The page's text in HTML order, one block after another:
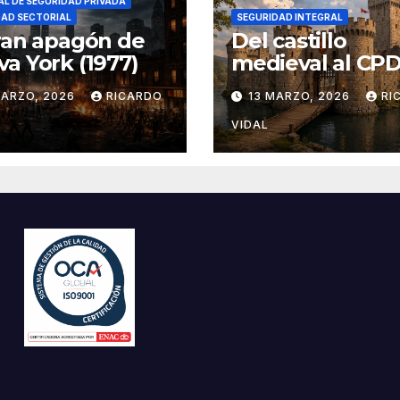
SECTORIAL
apagón de
York (1977)
2026 RICARDO
SEGURIDAD INTEGRAL
Del castillo
medieval al
seguridad por
13 MARZO, 2026
VIDAL